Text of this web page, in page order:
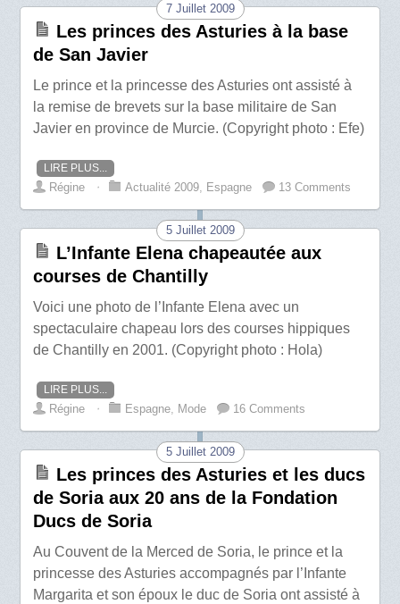
7 Juillet 2009
Les princes des Asturies à la base
de San Javier
Le prince et la princesse des Asturies ont assisté à
la remise de brevets sur la base militaire de San
Javier en province de Murcie. (Copyright photo : Efe)
LIRE PLUS...
Régine ⋅ Actualité 2009, Espagne 13 Comments
5 Juillet 2009
L’Infante Elena chapeautée aux
courses de Chantilly
Voici une photo de l’Infante Elena avec un
spectaculaire chapeau lors des courses hippiques
de Chantilly en 2001. (Copyright photo : Hola)
LIRE PLUS...
Régine ⋅ Espagne, Mode 16 Comments
5 Juillet 2009
Les princes des Asturies et les ducs
de Soria aux 20 ans de la Fondation
Ducs de Soria
Au Couvent de la Merced de Soria, le prince et la
princesse des Asturies accompagnés par l’Infante
Margarita et son époux le duc de Soria ont assisté à